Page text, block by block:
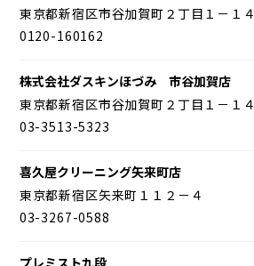
東京都新宿区市谷加賀町２丁目１－１４
0120-160162
株式会社ダスキンほづみ 市谷加賀店
東京都新宿区市谷加賀町２丁目１－１４
03-3513-5323
喜久屋クリーニング矢来町店
東京都新宿区矢来町１１２－４
03-3267-0588
プレミスト九段